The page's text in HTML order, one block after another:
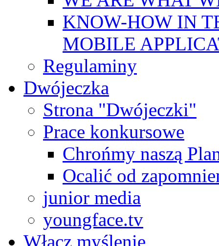
KNOW-HOW IN
MOBILE
Regulaminy
Dwójeczka
Strona "Dwójeczki"
Prace konkursowe
Chrońmy naszą
Ocalić od
junior media
youngface.tv
Włącz myślenie